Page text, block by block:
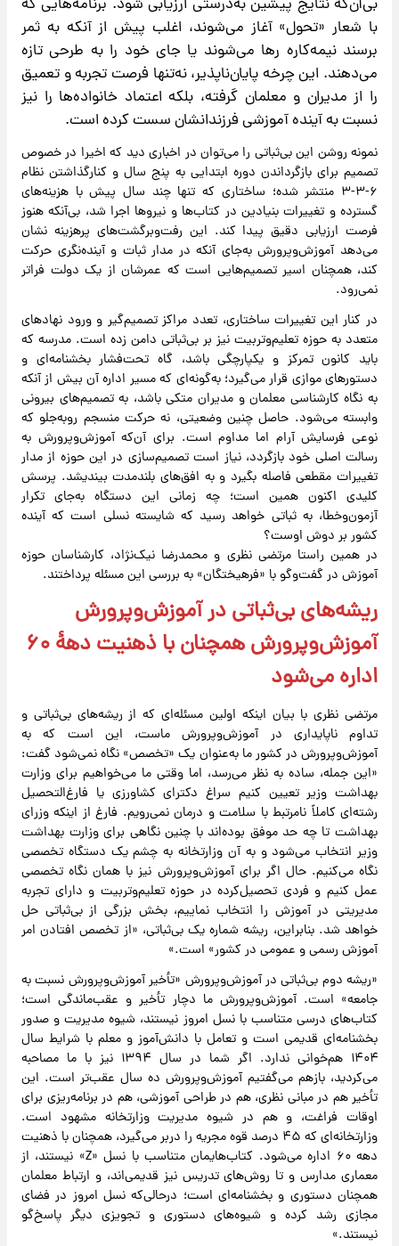
بی‌آن‌که نتایج پیشین به‌درستی ارزیابی شود. برنامه‌هایی که
با شعار «تحول» آغاز می‌شوند، اغلب پیش از آنکه به ثمر
برسند نیمه‌کاره رها می‌شوند یا جای خود را به طرحی تازه
می‌دهند. این چرخه پایان‌ناپذیر، نه‌تنها فرصت تجربه و تعمیق
را از مدیران و معلمان گرفته، بلکه اعتماد خانواده‌ها را نیز
نسبت به آینده آموزشی فرزندانشان سست کرده است.
نمونه روشن این بی‌ثباتی را می‌توان در اخباری دید که اخیرا در خصوص
تصمیم برای بازگرداندن دوره ابتدایی به پنج سال و کنارگذاشتن نظام
۶-۳-۳ منتشر شده؛ ساختاری که تنها چند سال پیش با هزینه‌های
گسترده و تغییرات بنیادین در کتاب‌ها و نیروها اجرا شد، بی‌آنکه هنوز
فرصت ارزیابی دقیق پیدا کند. این رفت‌وبرگشت‌های پرهزینه نشان
می‌دهد آموزش‌وپرورش به‌جای آنکه در مدار ثبات و آینده‌نگری حرکت
کند، همچنان اسیر تصمیم‌هایی است که عمرشان از یک دولت فراتر
نمی‌رود.
در کنار این تغییرات ساختاری، تعدد مراکز تصمیم‌گیر و ورود نهادهای
متعدد به حوزه تعلیم‌وتربیت نیز بر بی‌ثباتی دامن زده است. مدرسه که
باید کانون تمرکز و یکپارچگی باشد، گاه تحت‌فشار بخشنامه‌ای و
دستورهای موازی قرار می‌گیرد؛ به‌گونه‌ای که مسیر اداره آن بیش از آنکه
به نگاه کارشناسی معلمان و مدیران متکی باشد، به تصمیم‌های بیرونی
وابسته می‌شود. حاصل چنین وضعیتی، نه حرکت منسجم روبه‌جلو که
نوعی فرسایش آرام اما مداوم است. برای آن‌که آموزش‌وپرورش به
رسالت اصلی خود بازگردد، نیاز است تصمیم‌سازی در این حوزه از مدار
تغییرات مقطعی فاصله بگیرد و به افق‌های بلندمدت بیندیشد. پرسش
کلیدی اکنون همین است؛ چه زمانی این دستگاه به‌جای تکرار
آزمون‌وخطا، به ثباتی خواهد رسید که شایسته نسلی است که آینده
کشور بر دوش اوست؟
در همین راستا مرتضی نظری و محمدرضا نیک‌نژاد، کارشناسان حوزه
آموزش در گفت‌وگو با «فرهیختگان» به بررسی این مسئله پرداختند.
ریشه‌های بی‌ثباتی در آموزش‌وپرورش
آموزش‌وپرورش همچنان با ذهنیت دهۀ ۶۰
اداره می‌شود
مرتضی نظری با بیان اینکه اولین مسئله‌ای که از ریشه‌های بی‌ثباتی و
تداوم ناپایداری در آموزش‌وپرورش ماست، این است که به
آموزش‌وپرورش در کشور ما به‌عنوان یک «تخصص» نگاه نمی‌شود گفت:
«این جمله، ساده به نظر می‌رسد، اما وقتی ما می‌خواهیم برای وزارت
بهداشت وزیر تعیین کنیم سراغ دکترای کشاورزی یا فارغ‌التحصیل
رشته‌ای کاملاً نامرتبط با سلامت و درمان نمی‌رویم. فارغ از اینکه وزرای
بهداشت تا چه حد موفق بوده‌اند با چنین نگاهی برای وزارت بهداشت
وزیر انتخاب می‌شود و به آن وزارتخانه به چشم یک دستگاه تخصصی
نگاه می‌کنیم. حال اگر برای آموزش‌وپرورش نیز با همان نگاه تخصصی
عمل کنیم و فردی تحصیل‌کرده در حوزه تعلیم‌وتربیت و دارای تجربه
مدیریتی در آموزش را انتخاب نماییم، بخش بزرگی از بی‌ثباتی حل
خواهد شد. بنابراین، ریشه شماره یک بی‌ثباتی، «از تخصص افتادن امر
آموزش رسمی و عمومی در کشور» است.»
«ریشه دوم بی‌ثباتی در آموزش‌وپرورش «تأخیر آموزش‌وپرورش نسبت به
جامعه» است. آموزش‌وپرورش ما دچار تأخیر و عقب‌ماندگی است؛
کتاب‌های درسی متناسب با نسل امروز نیستند، شیوه مدیریت و صدور
بخشنامه‌ای قدیمی است و تعامل با دانش‌آموز و معلم با شرایط سال
۱۴۰۴ هم‌خوانی ندارد. اگر شما در سال ۱۳۹۴ نیز با ما مصاحبه
می‌کردید، بازهم می‌گفتیم آموزش‌وپرورش ده سال عقب‌تر است. این
تأخیر هم در مبانی نظری، هم در طراحی آموزشی، هم در برنامه‌ریزی برای
اوقات فراغت، و هم در شیوه مدیریت وزارتخانه مشهود است.
وزارتخانه‌ای که ۴۵ درصد قوه مجریه را دربر می‌گیرد، همچنان با ذهنیت
دهه ۶۰ اداره می‌شود. کتاب‌هایمان متناسب با نسل «Z» نیستند، از
معماری مدارس و تا روش‌های تدریس نیز قدیمی‌اند، و ارتباط معلمان
همچنان دستوری و بخشنامه‌ای است؛ درحالی‌که نسل امروز در فضای
مجازی رشد کرده و شیوه‌های دستوری و تجویزی دیگر پاسخ‌گو
نیستند.»